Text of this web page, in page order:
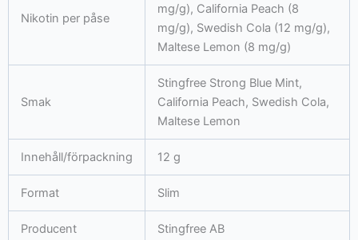
Nikotin per påse
mg/g), California Peach (8
mg/g), Swedish Cola (12 mg/g),
Maltese Lemon (8 mg/g)
Smak
Stingfree Strong Blue Mint,
California Peach, Swedish Cola,
Maltese Lemon
Innehåll/förpackning 12 g
Format Slim
Producent Stingfree AB